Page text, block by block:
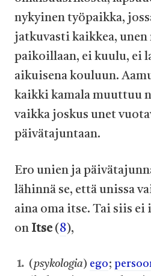
nykyinen työpaikka,
jatkuvasti kaikkea, unen
paikoillaan, ei kuulu, ei
aikuisena kouluun.
kaikki kamala muuttuu
vaikka joskus unet
päivätajuntaan.
Ero unien ja
lähinnä se, että unissa
aina oma itse. Tai siis ei
on Itse ( 8),
(psykologia) ego;